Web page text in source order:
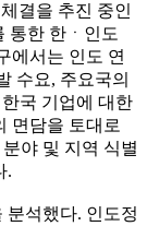
결을 추진 중인
통한 한ㆍ인도
에서는 인도 연
수요, 주요국의
국 기업에 대한
면담을 토대로
야 및 지역 식별
.
분석했다. 인도정